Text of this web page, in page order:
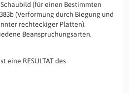
(für einen Bestimmten
(Verformung durch Biegung und
rechteckiger Platten).
Beanspruchungsarten.
eine RESULTAT des